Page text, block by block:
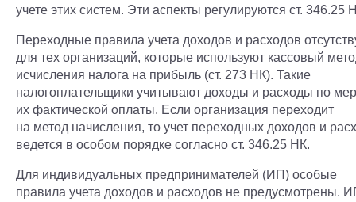
учете этих систем. Эти аспекты регулируются ст. 346.25
Переходные правила учета доходов и расходов
для тех организаций, которые используют кассовый
исчисления налога на прибыль (ст. 273 НК). Такие
налогоплательщики учитывают доходы и расходы по
их фактической оплаты. Если организация переходит
на метод начисления, то учет переходных доходов и
ведется в особом порядке согласно ст. 346.25 НК.
Для индивидуальных предпринимателей (ИП) особые
правила учета доходов и расходов не предусмотрены.